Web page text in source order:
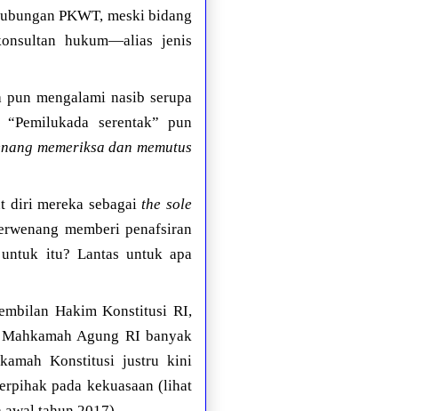
PKWT, meski bidang
hukum—alias jenis
mengalami nasib serupa
serentak” pun
memeriksa dan memutus
diri mereka sebagaithe sole
memberi penafsiran
untuk itu? Lantas untuk apa
Hakim Konstitusi RI,
Agung RI banyak
Konstitusi justru kini
pada kekuasaan (lihat